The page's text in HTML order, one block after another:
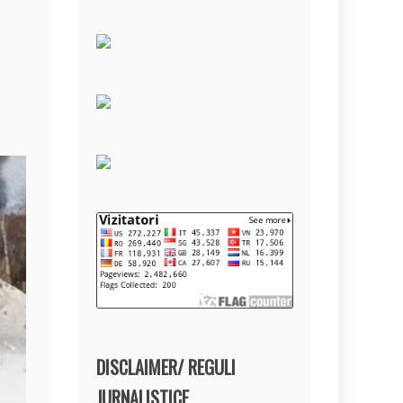
DISCLAIMER/ REGULI
JURNALISTICE